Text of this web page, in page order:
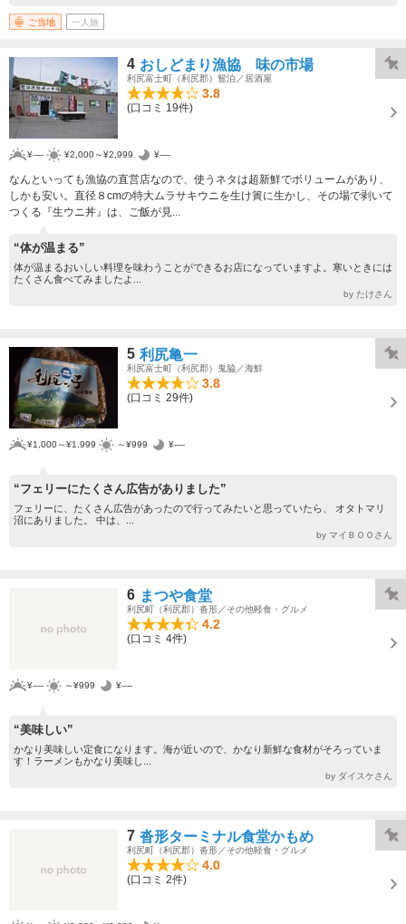
ご当地 一人旅
4 おしどまり漁協 味の市場
利尻富士町（利尻郡）鴛泊／居酒屋
3.8
(口コミ 19件)
¥---- ¥2,000～¥2,999 ¥----
なんといっても漁協の直営店なので、使うネタは超新鮮でボリュームがあり、
しかも安い。直径８cmの特大ムラサキウニを生け簀に生かし、その場で剥いて
つくる『生ウニ丼』は、ご飯が見...
“体が温まる”
体が温まるおいしい料理を味わうことができるお店になっていますよ。寒いときには
たくさん食べてみましたよ...
by たけさん
5 利尻亀一
利尻富士町（利尻郡）鬼脇／海鮮
3.8
(口コミ 29件)
¥1,000～¥1,999 ～¥999 ¥----
“フェリーにたくさん広告がありました”
フェリーに、たくさん広告があったので行ってみたいと思っていたら、 オタトマリ
沼にありました。 中は、...
by マイＢＯＯさん
6 まつや食堂
利尻町（利尻郡）沓形／その他軽食・グルメ
4.2
(口コミ 4件)
¥---- ～¥999 ¥----
“美味しい”
かなり美味しい定食になります。海が近いので、かなり新鮮な食材がそろっていま
す！ラーメンもかなり美味し...
by ダイスケさん
7 沓形ターミナル食堂かもめ
利尻町（利尻郡）沓形／その他軽食・グルメ
4.0
(口コミ 2件)